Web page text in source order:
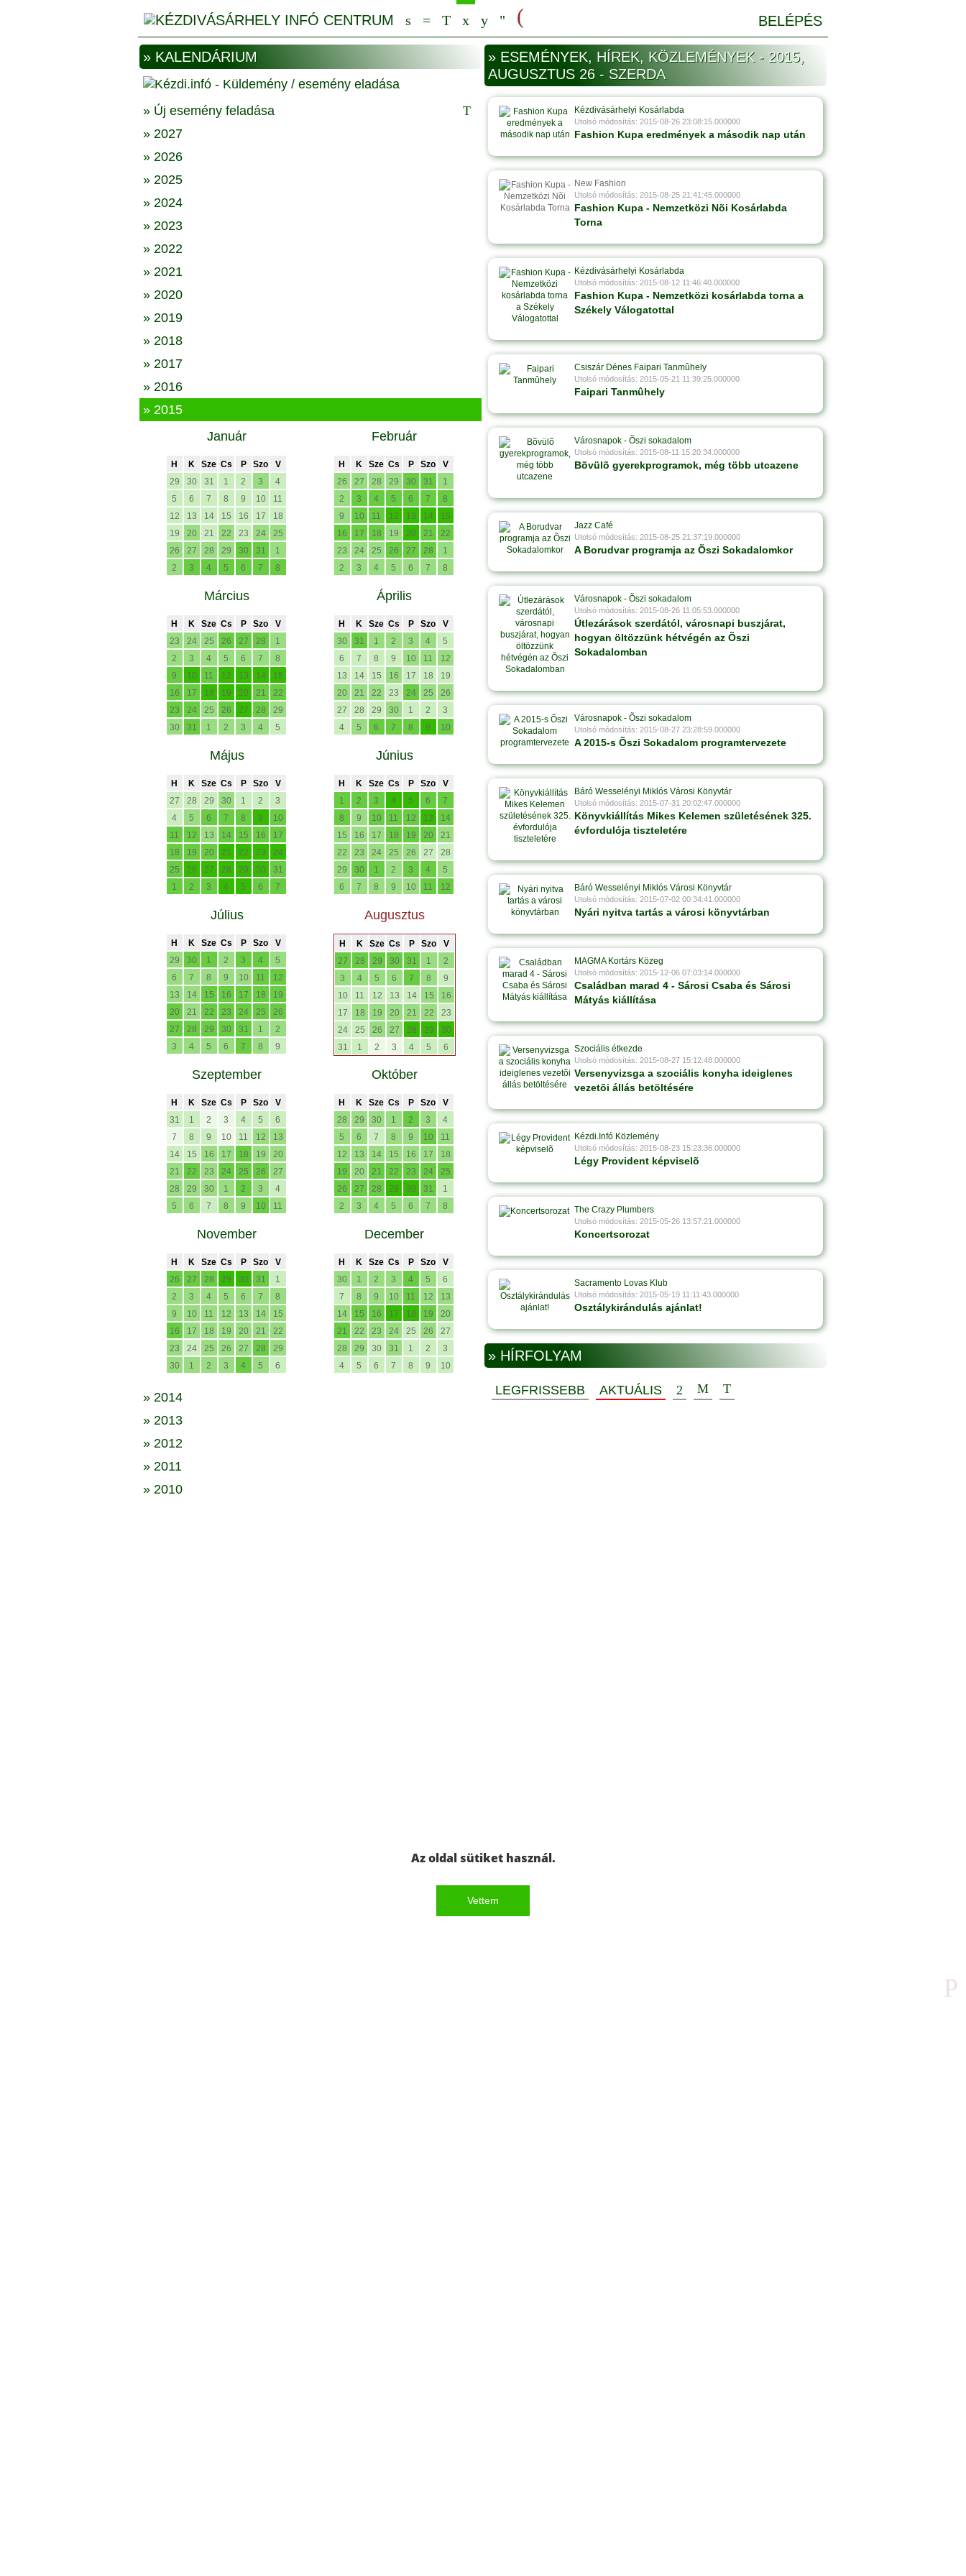
BELÉPÉS
» KALENDÁRIUM
» Új esemény feladása
» 2027
» 2026
» 2025
» 2024
» 2023
» 2022
» 2021
» 2020
» 2019
» 2018
» 2017
» 2016
» 2015
Január
H K Sze Cs P Szo
V
29
30 31 1 2 3
4
5
6 7 8 9 10
11
12
13 14 15 16 17
18
19
20 21 22 23 24
25
26
27 28 29 30 31
1
2
3 4 5 6 7 8
Február
H K Sze Cs P Szo
V
26
27 28 29 30 31
1
2
3 4 5 6 7
8
9
10 11 12 13 14
15
16
17 18 19 20 21
22
23
24 25 26 27 28
1
2
3 4 5 6 7 8
Március
H K Sze Cs P Szo
V
23
24 25 26 27 28
1
2
3 4 5 6 7
8
9
10 11 12 13 14
15
16
17 18 19 20 21
22
23
24 25 26 27 28
29
30
31 1 2 3 4 5
Április
H K Sze Cs P Szo
V
30
31 1 2 3 4
5
6
7 8 9 10 11
12
13
14 15 16 17 18
19
20
21 22 23 24 25
26
27
28 29 30 1 2
3
4
5 6 7 8 9 10
Május
H K Sze Cs P Szo
V
27
28 29 30 1 2
3
4
5 6 7 8 9
10
11
12 13 14 15 16
17
18
19 20 21 22 23
24
25
26 27 28 29 30
31
1
2 3 4 5 6 7
Június
H K Sze Cs P Szo
V
1
2 3 4 5 6
7
8
9 10 11 12 13
14
15
16 17 18 19 20
21
22
23 24 25 26 27
28
29
30 1 2 3 4
5
6
7 8 9 10 11 12
Július
H K Sze Cs P Szo
V
29
30 1 2 3 4
5
6
7 8 9 10 11
12
13
14 15 16 17 18
19
20
21 22 23 24 25
26
27
28 29 30 31 1
2
3
4 5 6 7 8 9
Augusztus
H K Sze Cs P Szo
V
27
28 29 30 31 1
2
3
4 5 6 7 8
9
10
11 12 13 14 15
16
17
18 19 20 21 22
23
24
25 26 27 28 29
30
31
1 2 3 4 5 6
Szeptember
H K Sze Cs P Szo
V
31
1 2 3 4 5
6
7
8 9 10 11 12
13
14
15 16 17 18 19
20
21
22 23 24 25 26
27
28
29 30 1 2 3
4
5
6 7 8 9 10 11
Október
H K Sze Cs P Szo
V
28
29 30 1 2 3
4
5
6 7 8 9 10
11
12
13 14 15 16 17
18
19
20 21 22 23 24
25
26
27 28 29 30 31
1
2
3 4 5 6 7 8
November
H K Sze Cs P Szo
V
26
27 28 29 30 31
1
2
3 4 5 6 7
8
9
10 11 12 13 14
15
16
17 18 19 20 21
22
23
24 25 26 27 28
29
30
1 2 3 4 5 6
December
H K Sze Cs P Szo
V
30
1 2 3 4 5
6
7
8 9 10 11 12
13
14
15 16 17 18 19
20
21
22 23 24 25 26
27
28
29 30 31 1 2
3
4
5 6 7 8 9 10
» 2014
» 2013
» 2012
» 2011
» 2010
» ESEMÉNYEK, HÍREK, KÖZLEMÉNYEK - 2015,
AUGUSZTUS 26 - SZERDA
Kézdivásárhelyi Kosárlabda
Utolsó módosítás: 2015-08-26 23:08:15.000000
Fashion Kupa eredmények a második nap után
New Fashion
Utolsó módosítás: 2015-08-25 21:41:45.000000
Fashion Kupa - Nemzetközi Nõi Kosárlabda
Torna
Kézdivásárhelyi Kosárlabda
Utolsó módosítás: 2015-08-12 11:46:40.000000
Fashion Kupa - Nemzetközi kosárlabda torna a
Székely Válogatottal
Csiszár Dénes Faipari Tanmûhely
Utolsó módosítás: 2015-05-21 11:39:25.000000
Faipari Tanmûhely
Városnapok - Õszi sokadalom
Utolsó módosítás: 2015-08-11 15:20:34.000000
Bõvülõ gyerekprogramok, még több utcazene
Jazz Café
Utolsó módosítás: 2015-08-25 21:37:19.000000
A Borudvar programja az Õszi Sokadalomkor
Városnapok - Õszi sokadalom
Utolsó módosítás: 2015-08-26 11:05:53.000000
Útlezárások szerdától, városnapi buszjárat,
hogyan öltözzünk hétvégén az Õszi
Sokadalomban
Városnapok - Õszi sokadalom
Utolsó módosítás: 2015-08-27 23:28:59.000000
A 2015-s Õszi Sokadalom programtervezete
Báró Wesselényi Miklós Városi Könyvtár
Utolsó módosítás: 2015-07-31 20:02:47.000000
Könyvkiállítás Mikes Kelemen születésének 325.
évfordulója tiszteletére
Báró Wesselényi Miklós Városi Könyvtár
Utolsó módosítás: 2015-07-02 00:34:41.000000
Nyári nyitva tartás a városi könyvtárban
MAGMA Kortárs Közeg
Utolsó módosítás: 2015-12-06 07:03:14.000000
Családban marad 4 - Sárosi Csaba és Sárosi
Mátyás kiállítása
Szociális étkezde
Utolsó módosítás: 2015-08-27 15:12:48.000000
Versenyvizsga a szociális konyha ideiglenes
vezetõi állás betöltésére
Kézdi.Infó Közlemény
Utolsó módosítás: 2015-08-23 15:23:36.000000
Légy Provident képviselõ
The Crazy Plumbers
Utolsó módosítás: 2015-05-26 13:57:21.000000
Koncertsorozat
Sacramento Lovas Klub
Utolsó módosítás: 2015-05-19 11:11:43.000000
Osztálykirándulás ajánlat!
» HÍRFOLYAM
LEGFRISSEBB AKTUÁLIS
Az oldal sütiket használ.
Vettem